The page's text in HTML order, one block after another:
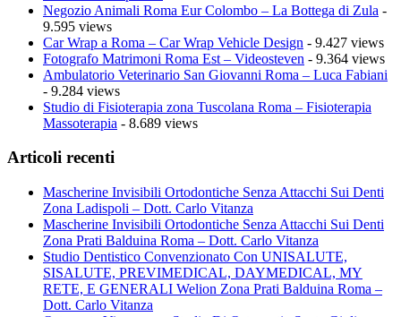
Negozio Animali Roma Eur Colombo – La Bottega di Zula -
9.595 views
Car Wrap a Roma – Car Wrap Vehicle Design - 9.427 views
Fotografo Matrimoni Roma Est – Videosteven - 9.364 views
Ambulatorio Veterinario San Giovanni Roma – Luca Fabiani
- 9.284 views
Studio di Fisioterapia zona Tuscolana Roma – Fisioterapia
Massoterapia - 8.689 views
Articoli recenti
Mascherine Invisibili Ortodontiche Senza Attacchi Sui Denti
Zona Ladispoli – Dott. Carlo Vitanza
Mascherine Invisibili Ortodontiche Senza Attacchi Sui Denti
Zona Prati Balduina Roma – Dott. Carlo Vitanza
Studio Dentistico Convenzionato Con UNISALUTE,
SISALUTE, PREVIMEDICAL, DAYMEDICAL, MY
RETE, E GENERALI Welion Zona Prati Balduina Roma –
Dott. Carlo Vitanza